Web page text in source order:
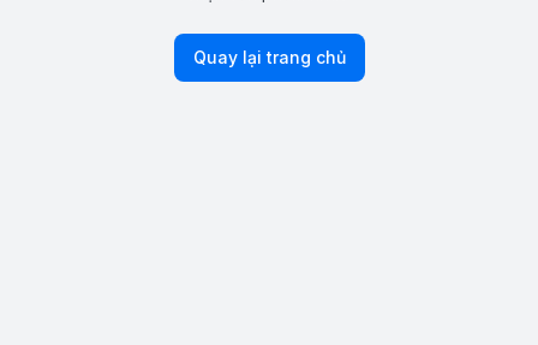
Quay lại trang chủ